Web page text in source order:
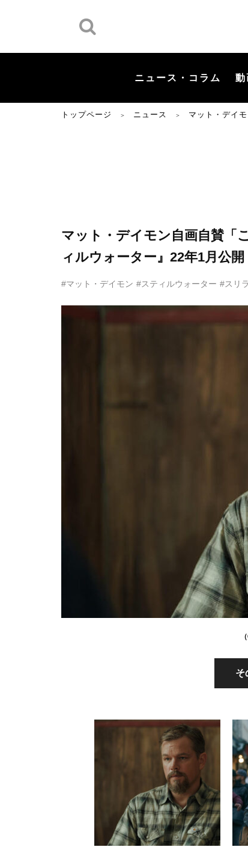
ニュース・コラム 動
トップページ ＞ ニュース ＞ マット・デイ
マット・デイモン自画自賛「
ィルウォーター』22年1月公開
#マット・デイモン #スティルウォーター #スリ
そ